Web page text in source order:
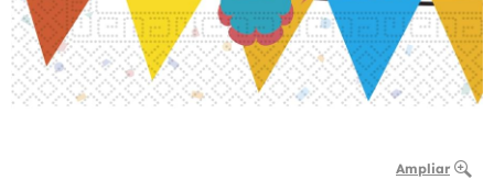
Ampliar